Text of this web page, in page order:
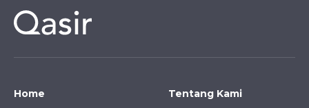
Home Tentang Kami